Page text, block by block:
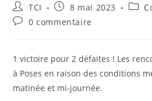
Auteur/autrice
de
la
TCI
Publication
publiée :
8 mai 2023
Post
Commentaires
publication :
0 commentaire
1 victoire pour 2 défaites ! Les
à Poses en raison des conditions
matinée et mi-journée.